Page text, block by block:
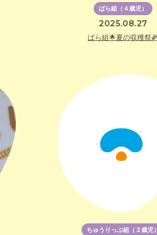
ばら組（４歳児）
2025.08.27
ばら組🌟夏の収穫祭
ちゅうりっぷ組（２歳児）